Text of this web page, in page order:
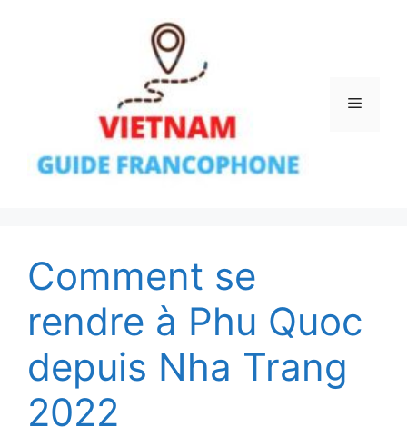
Menu
Comment se
rendre à Phu Quoc
depuis Nha Trang
2022